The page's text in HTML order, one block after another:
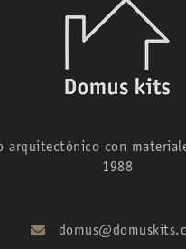
arquitectónico con
1988